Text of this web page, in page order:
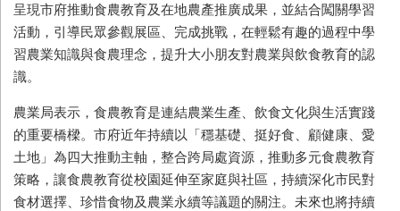
呈現市府推動食農教育及在地農產推廣成果，並結合闖關學習
活動，引導民眾參觀展區、完成挑戰，在輕鬆有趣的過程中學
習農業知識與食農理念，提升大小朋友對農業與飲食教育的認
識。
農業局表示，食農教育是連結農業生產、飲食文化與生活實踐
的重要橋樑。市府近年持續以「穩基礎、挺好食、顧健康、愛
土地」為四大推動主軸，整合跨局處資源，推動多元食農教育
策略，讓食農教育從校園延伸至家庭與社區，持續深化市民對
食材選擇、珍惜食物及農業永續等議題的關注。未來也將持續